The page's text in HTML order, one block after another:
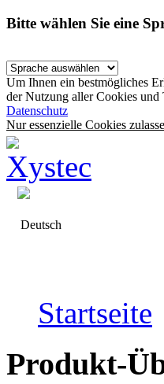
Bitte wählen Sie eine
Um Ihnen ein bestmögliches
der Nutzung aller Cookies
Datenschutz
Nur essenzielle Cookies
Deutsch
Startseite
Produkt-